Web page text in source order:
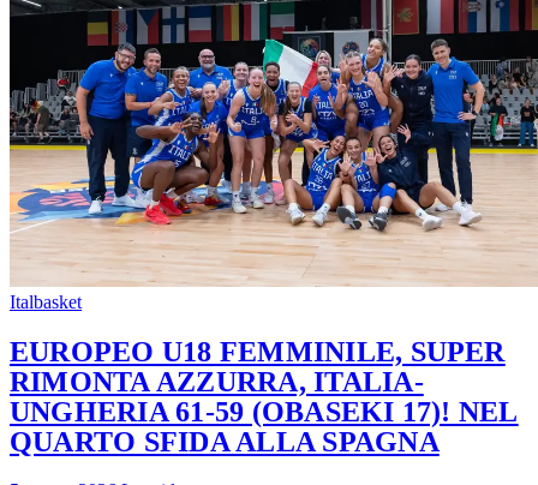
Italbasket
EUROPEO U18 FEMMINILE, SUPER
RIMONTA AZZURRA, ITALIA-
UNGHERIA 61-59 (OBASEKI 17)! NEL
QUARTO SFIDA ALLA SPAGNA